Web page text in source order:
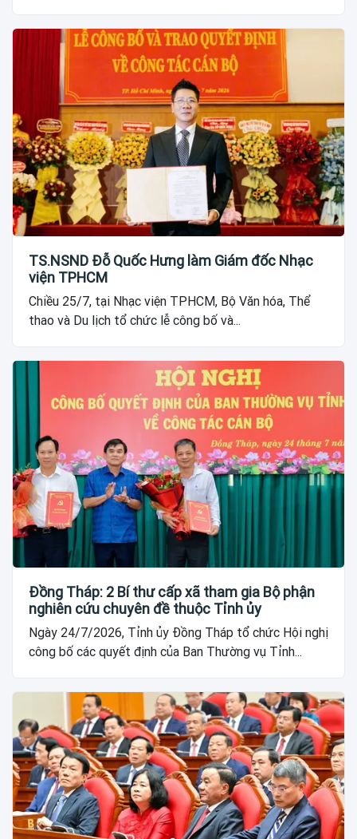
TS.NSND Đỗ Quốc Hưng làm Giám đốc Nhạc
viện TPHCM
Chiều 25/7, tại Nhạc viện TPHCM, Bộ Văn hóa, Thể
thao và Du lịch tổ chức lễ công bố và...
Đồng Tháp: 2 Bí thư cấp xã tham gia Bộ phận
nghiên cứu chuyên đề thuộc Tỉnh ủy
Ngày 24/7/2026, Tỉnh ủy Đồng Tháp tổ chức Hội nghị
công bố các quyết định của Ban Thường vụ Tỉnh...